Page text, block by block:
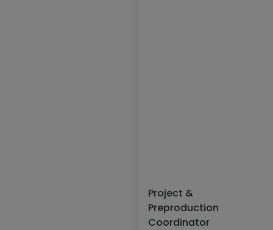
Project &
Preproduction
Coordinator